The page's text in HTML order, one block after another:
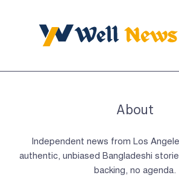
About
Independent news from Los
authentic, unbiased Bangladeshi
backing, no agenda.